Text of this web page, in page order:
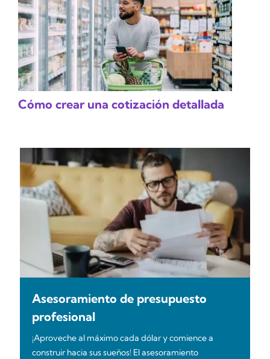
Cómo crear una cotización detallada
Asesoramiento de presupuesto
profesional
¡Aproveche al máximo cada dólar y comience a
construir hacia sus sueños! El asesoramiento